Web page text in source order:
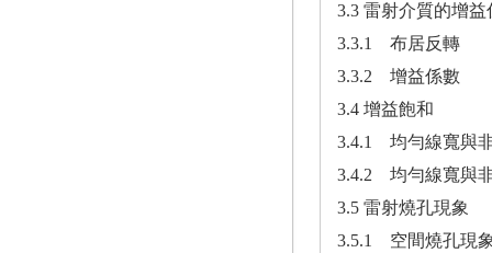
3.3 雷射介質的增益
3.3.1 布居反轉
3.3.2 增益係數
3.4 增益飽和
3.4.1 均勻線寬與
3.4.2 均勻線寬與
3.5 雷射燒孔現象
3.5.1 空間燒孔現